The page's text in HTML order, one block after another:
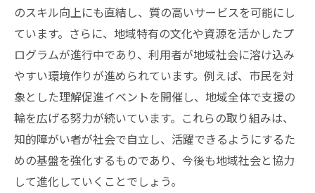
のスキル向上にも直結し、質の高いサービスを可能にし
ています。さらに、地域特有の文化や資源を活かしたプ
ログラムが進行中であり、利用者が地域社会に溶け込み
やすい環境作りが進められています。例えば、市民を対
象とした理解促進イベントを開催し、地域全体で支援の
輪を広げる努力が続いています。これらの取り組みは、
知的障がい者が社会で自立し、活躍できるようにするた
めの基盤を強化するものであり、今後も地域社会と協力
して進化していくことでしょう。